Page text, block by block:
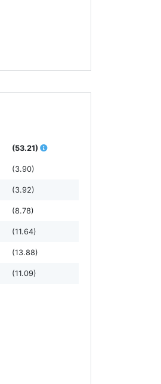
(53.21)
(3.90)
(3.92)
(8.78)
(11.64)
(13.88)
(11.09)